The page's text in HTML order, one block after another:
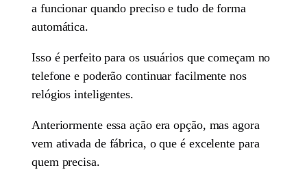
a funcionar quando preciso e tudo de forma
automática.
Isso é perfeito para os usuários que começam no
telefone e poderão continuar facilmente nos
relógios inteligentes.
Anteriormente essa ação era opção, mas agora
vem ativada de fábrica, o que é excelente para
quem precisa.